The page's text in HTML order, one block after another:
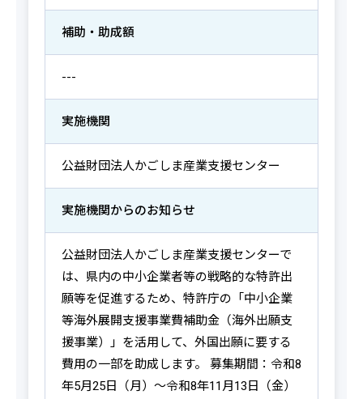
補助・助成額
---
実施機関
公益財団法人かごしま産業支援センター
実施機関からのお知らせ
公益財団法人かごしま産業支援センターで
は、県内の中小企業者等の戦略的な特許出
願等を促進するため、特許庁の「中小企業
等海外展開支援事業費補助金（海外出願支
援事業）」を活用して、外国出願に要する
費用の一部を助成します。 募集期間：令和8
年5月25日（月）～令和8年11月13日（金）